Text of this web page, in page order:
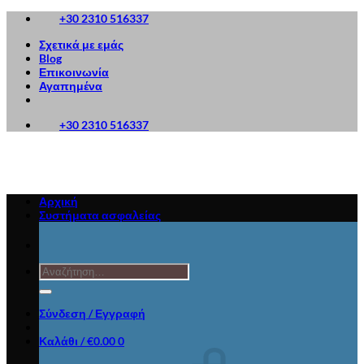
Μετάβαση
περιεχόμενο
+30 2310 516337
Σχετικά με εμάς
Blog
Επικοινωνία
Αγαπημένα
+30 2310 516337
Αναζήτηση
για:
Σύνδεση / Εγγραφή
Καλάθι /€0.000
Αρχική
Συστήματα ασφαλείας